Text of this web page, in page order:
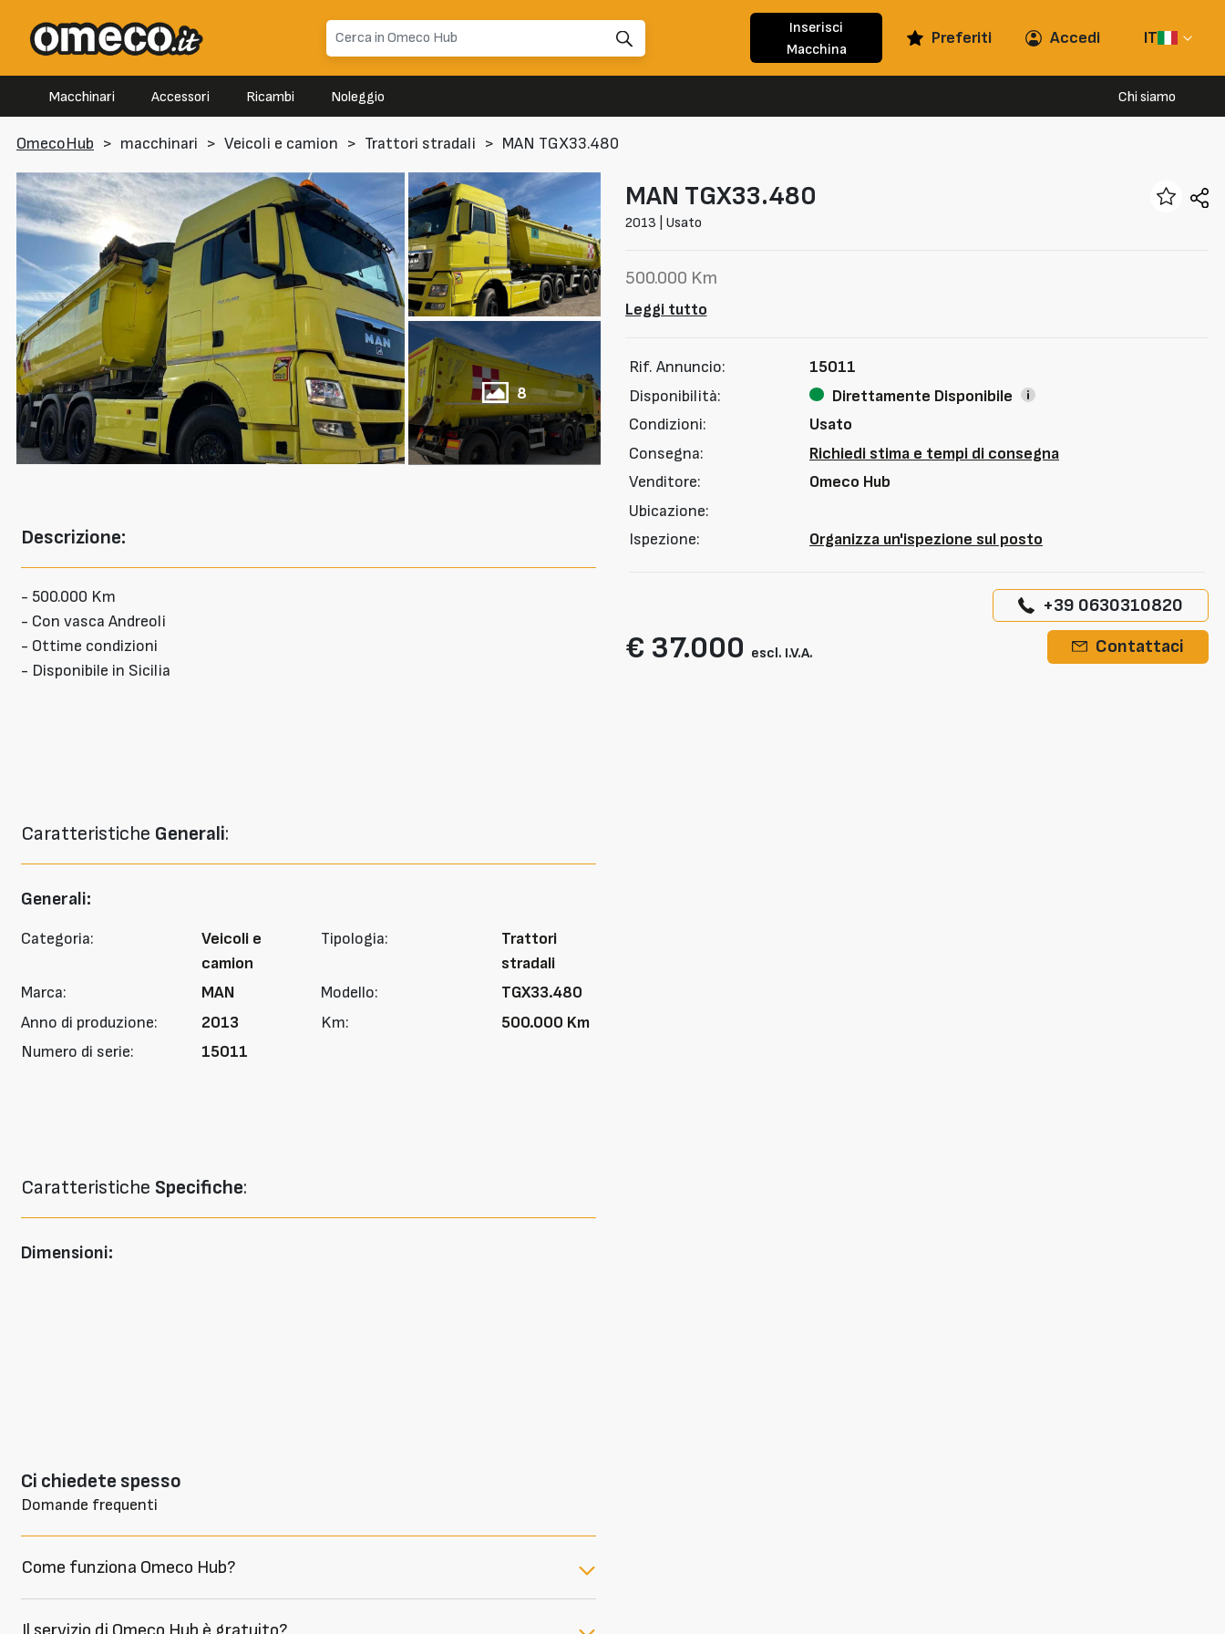
Inserisci
Macchina
Preferiti Accedi IT
Macchinari Accessori Ricambi Noleggio Chi siamo
OmecoHub > macchinari > Veicoli e camion > Trattori stradali > MAN TGX33.480
8
Descrizione:
- 500.000 Km
- Con vasca Andreoli
- Ottime condizioni
- Disponibile in Sicilia
Caratteristiche Generali:
Generali:
Categoria:
Veicoli e
camion
Tipologia:
Trattori
stradali
Marca:
MAN Modello:
TGX33.480
Anno di produzione:
2013 Km:
500.000 Km
Numero di serie:
15011
Caratteristiche Specifiche:
Dimensioni:
Ci chiedete spesso
Domande frequenti
Come funziona Omeco Hub?
MAN TGX33.480
2013 | Usato
500.000 Km
Leggi tutto
Rif. Annuncio:
15011
Disponibilità:
Direttamente Disponibile
Condizioni:
Usato
Consegna:
Richiedi stima e tempi di consegna
Venditore:
Omeco Hub
Ubicazione:
Ispezione:
Organizza un'ispezione sul posto
€ 37.000 escl. I.V.A.
+39 0630310820
Contattaci